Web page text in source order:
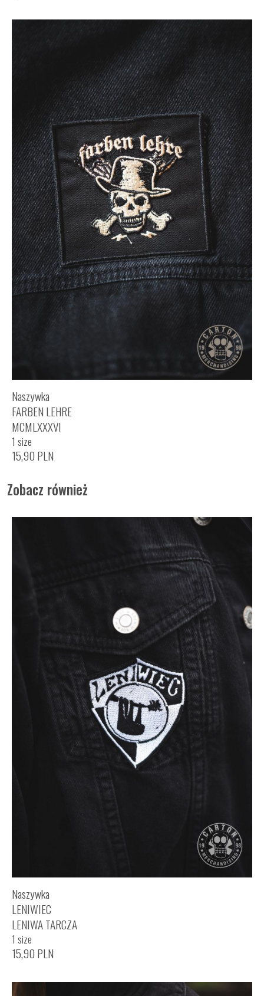
Naszywka
FARBEN LEHRE
MCMLXXXVI
1 size
15,90 PLN
Zobacz również
Naszywka
LENIWIEC
LENIWA TARCZA
1 size
15,90 PLN